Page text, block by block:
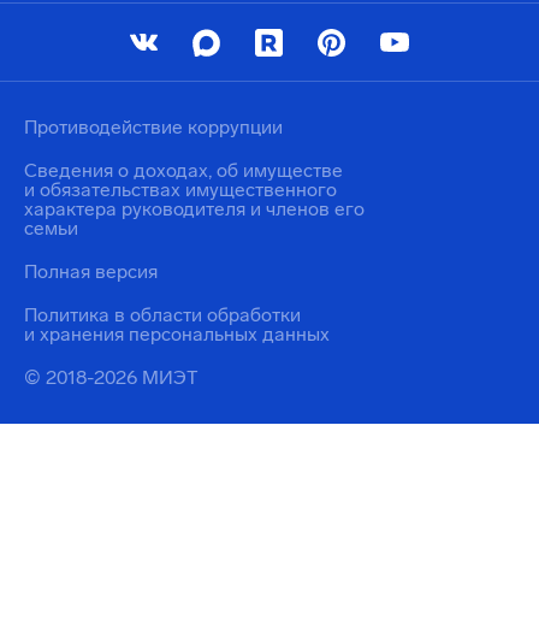
© 2018-2026 МИЭТ
Политика в области обработки
и хранения персональных данных
Противодействие коррупции
Сведения о доходах, об имуществе
и обязательствах имущественного
характера руководителя и членов его
семьи
Полная версия